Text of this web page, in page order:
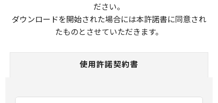
ださい。
ダウンロードを開始された場合には本許諾書に同意され
たものとさせていただきます。
使用許諾契約書